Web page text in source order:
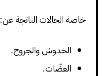
خاصة الحالات الناتجة عن:
الخدوش والجروح.
العضّات.